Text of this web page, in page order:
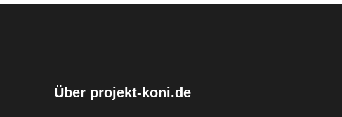
Über projekt-koni.de